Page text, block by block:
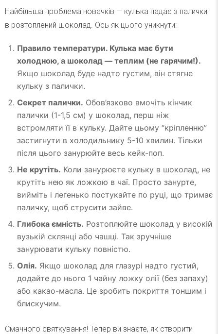
Найбільша проблема новачків — кулька падає з палички
в розтоплений шоколад. Ось як цього уникнути:
Правило температури. Кулька має бути
холодною, а шоколад — теплим (не гарячим!).
Якщо шоколад буде надто густим, він стягне
кульку з палички.
Секрет палички. Обов’язково вмочіть кінчик
палички (1-1,5 см) у шоколад, перш ніж
встромляти її в кульку. Дайте цьому “кріпленню”
застигнути в холодильнику 5-10 хвилин. Тільки
після цього занурюйте весь кейк-поп.
Не крутіть. Коли занурюєте кульку в шоколад, не
крутіть нею як ложкою в чаї. Просто занурте,
вийміть і легенько постукайте по руці, що тримає
паличку, щоб струсити зайве.
Глибока ємність. Розтоплюйте шоколад у високій
вузькій склянці або чашці. Так зручніше
занурювати кульку повністю.
Олія. Якщо шоколад для глазурі надто густий,
додайте до нього 1 чайну ложку олії (без запаху)
або какао-масла. Це зробить покриття тоншим і
блискучим.
Смачного святкування! Тепер ви знаєте, як створити